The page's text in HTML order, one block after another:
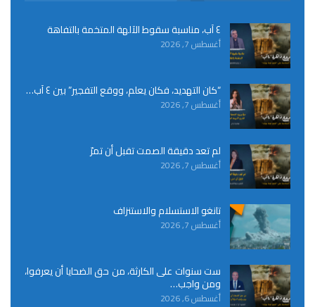
٤ آب، مناسبة سقوط الآلهة المتخمة بالتفاهة
أغسطس 7, 2026
“كان التهديد، فكان يعلم، ووقع التفجير” بين ٤ آب…
أغسطس 7, 2026
لم تعد دقيقة الصمت تقبل أن تمرّ
أغسطس 7, 2026
تانغو الاستسلام والاستنزاف
أغسطس 7, 2026
ست سنوات على الكارثة، من حق الضحايا أن يعرفوا،
ومن واجب…
أغسطس 6, 2026